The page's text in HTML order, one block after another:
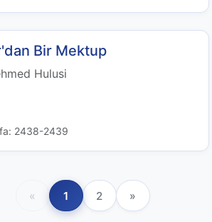
Bir Mektup
Hulusi
2438-2439
« 1 2 »